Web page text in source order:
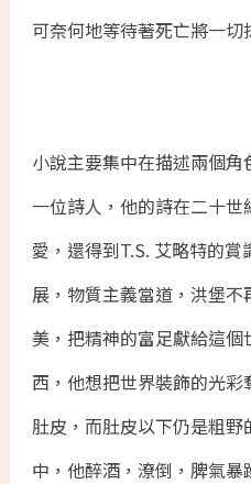
可奈何地等待著死亡將一切
小說主要集中在描述兩個
一位詩人，他的詩在二十
愛，還得到T.S. 艾略特的
展，物質主義當道，洪堡
美，把精神的富足獻給這
西，他想把世界裝飾的光
肚皮，而肚皮以下仍是粗
中，他醉酒，潦倒，脾氣